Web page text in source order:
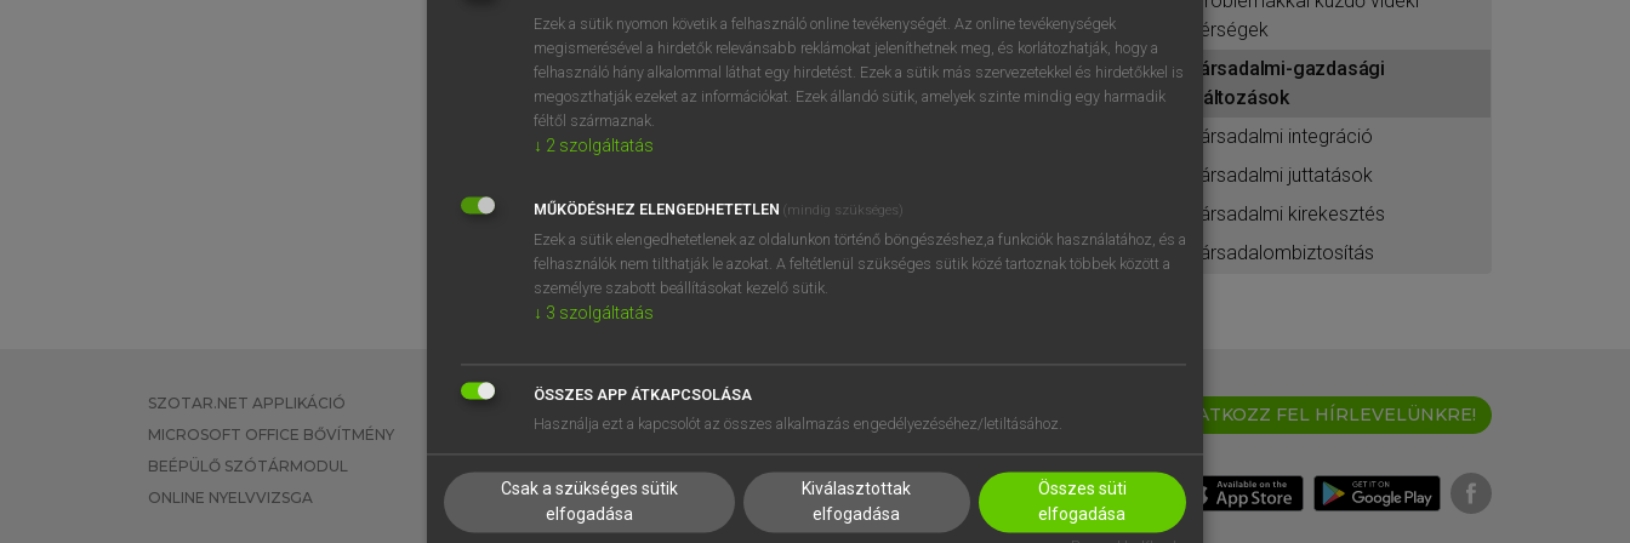
BELÉPÉS
regisztrálok ésbelépek.
REGISZTRÁCIÓ
térségek
társadalmi-gazdasági
változások
társadalmi integráció
társadalmi juttatások
társadalmi kirekesztés
társadalombiztosítás
SZOTAR.NET APPLIKÁCIÓ
MICROSOFT OFFICE BŐVÍTMÉNY
BEÉPÜLŐ SZÓTÁRMODUL
ONLINE NYELVVIZSGA
EGYÉNI FELHASZNÁLÓKNAK
TANULÓKNAK
VÁLLALATI MEGOLDÁSOK
SÚGÓ
RÓLUNK
SÜTI BEÁLLÍTÁSOK
IRATKOZZ FEL HÍRLEVELÜNKRE!
Ezek a sütik nyomon követik a felhasználó online tevékenységét. Az online tevékenységek
megismerésével a hirdetők relevánsabb reklámokat jeleníthetnek meg, és korlátozhatják, hogy a
felhasználó hány alkalommal láthat egy hirdetést. Ezek a sütik más szervezetekkel és hirdetőkkel is
megoszthatják ezeket az információkat. Ezek állandó sütik, amelyek szinte mindig egy harmadik
féltől származnak.
↓ 2 szolgáltatás
MŰKÖDÉSHEZ ELENGEDHETETLEN (mindig szükséges)
Ezek a sütik elengedhetetlenek az oldalunkon történő böngészéshez,a funkciók használatához, és a
felhasználók nem tilthatják le azokat. A feltétlenül szükséges sütik közé tartoznak többek között a
személyre szabott beállításokat kezelő sütik.
↓ 3 szolgáltatás
ÖSSZES APP ÁTKAPCSOLÁSA
Használja ezt a kapcsolót az összes alkalmazás engedélyezéséhez/letiltásához.
Csak a szükséges sütik
elfogadása
Kiválasztottak
elfogadása
Összes süti
elfogadása